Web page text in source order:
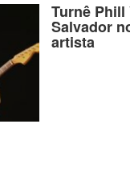
Turnê Phill
Salvador
artista